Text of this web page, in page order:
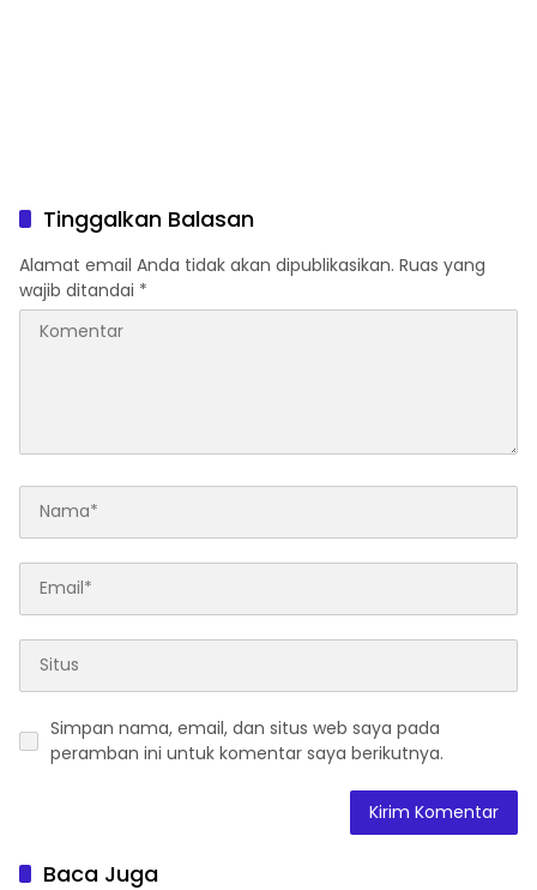
Tinggalkan Balasan
Alamat email Anda tidak akan dipublikasikan. Ruas yang
wajib ditandai *
Simpan nama, email, dan situs web saya pada
peramban ini untuk komentar saya berikutnya.
Baca Juga